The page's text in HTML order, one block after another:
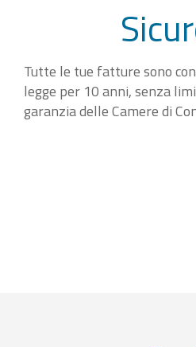
Tutte le tue fatture sono
legge per 10 anni, senza
garanzia delle Camere di